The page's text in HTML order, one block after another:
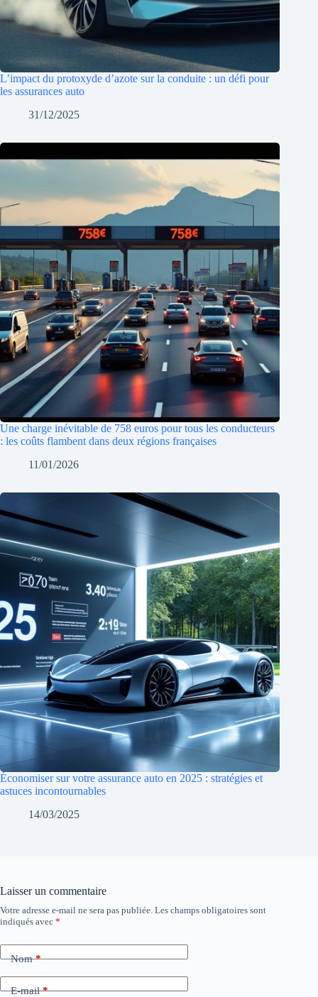
L’impact du protoxyde d’azote sur la conduite : un défi pour
les assurances auto
31/12/2025
Une charge inévitable de 758 euros pour tous les conducteurs
: les coûts flambent dans deux régions françaises
11/01/2026
Économiser sur votre assurance auto en 2025 : stratégies et
astuces incontournables
14/03/2025
Laisser un commentaire
Votre adresse e-mail ne sera pas publiée. Les champs obligatoires sont
indiqués avec *
Nom*
E-mail*